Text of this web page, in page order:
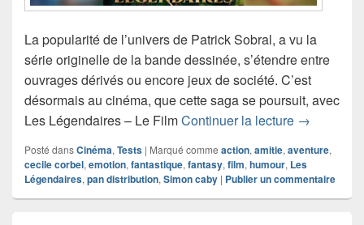
La popularité de l’univers de Patrick Sobral, a vu la
série originelle de la bande dessinée, s’étendre entre
ouvrages dérivés ou encore jeux de société. C’est
désormais au cinéma, que cette saga se poursuit, avec
Les Légendaires – Le FilmContinuer la lecture Chronique
→
Posté dansCinéma,Tests | Marqué comme action,amitie,aventure,
cecile corbel,emotion,fantastique,fantasy,film,humour, Les
Légendaires,pan distribution,Simon caby | Publier un commentaire